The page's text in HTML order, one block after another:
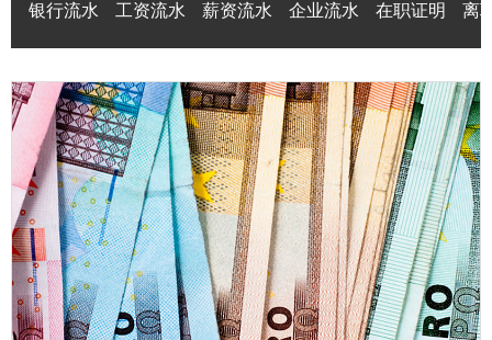
银行流水 工资流水 薪资流水 企业流水 在职证明 离